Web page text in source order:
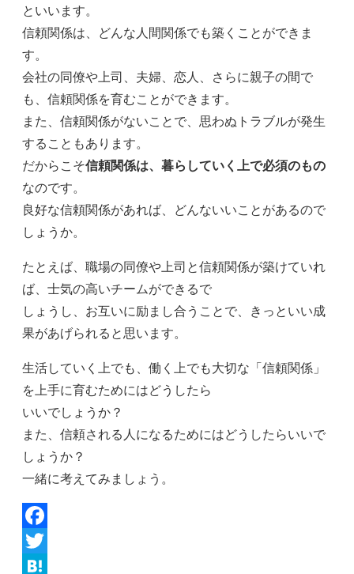
といいます。
信頼関係は、どんな人間関係でも築くことができま
す。
会社の同僚や上司、夫婦、恋人、さらに親子の間で
も、信頼関係を育むことができます。
また、信頼関係がないことで、思わぬトラブルが発生
することもあります。
だからこそ信頼関係は、暮らしていく上で必須のもの
なのです。
良好な信頼関係があれば、どんないいことがあるので
しょうか。
たとえば、職場の同僚や上司と信頼関係が築けていれ
ば、士気の高いチームができるで
しょうし、お互いに励まし合うことで、きっといい成
果があげられると思います。
生活していく上でも、働く上でも大切な「信頼関係」
を上手に育むためにはどうしたら
いいでしょうか？
また、信頼される人になるためにはどうしたらいいで
しょうか？
一緒に考えてみましょう。
Facebook
Twitter